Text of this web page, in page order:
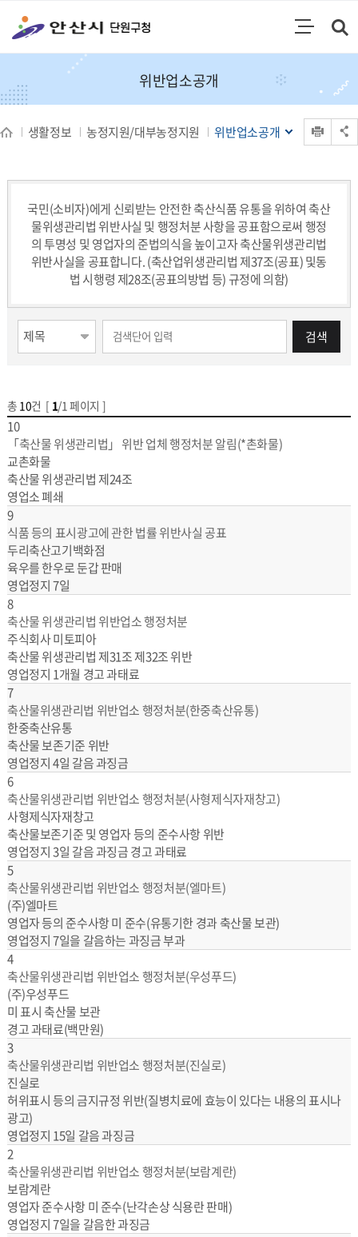
주메뉴
위반업소공개
생활정보 농정지원/대부농정지원 위반업소공개
국민(소비자)에게 신뢰받는 안전한 축산식품 유통을 위하여 축산
물위생관리법 위반사실 및 행정처분 사항을 공표함으로써 행정
의 투명성 및 영업자의 준법의식을 높이고자 축산물위생관리법
위반사실을 공표합니다. (축산업위생관리법 제37조(공표) 및동
법 시행령 제28조(공표의방법 등) 규정에 의함)
게시물 검색
검색
총 10건 [ 1/1 페이지 ]
10
「축산물 위생관리법」 위반 업체 행정처분 알림(*촌화물)
교촌화물
축산물 위생관리법 제24조
영업소 폐쇄
9
식품 등의 표시광고에 관한 법률 위반사실 공표
두리축산고기백화점
육우를 한우로 둔갑 판매
영업정지 7일
8
축산물 위생관리법 위반업소 행정처분
주식회사 미토피아
축산물 위생관리법 제31조 제32조 위반
영업정지 1개월 경고 과태료
7
축산물위생관리법 위반업소 행정처분(한중축산유통)
한중축산유통
축산물 보존기준 위반
영업정지 4일 갈음 과징금
6
축산물위생관리법 위반업소 행정처분(사형제식자재창고)
사형제식자재창고
축산물보존기준 및 영업자 등의 준수사항 위반
영업정지 3일 갈음 과징금 경고 과태료
5
축산물위생관리법 위반업소 행정처분(엘마트)
(주)엘마트
영업자 등의 준수사항 미 준수(유통기한 경과 축산물 보관)
영업정지 7일을 갈음하는 과징금 부과
4
축산물위생관리법 위반업소 행정처분(우성푸드)
(주)우성푸드
미 표시 축산물 보관
경고 과태료(백만원)
3
축산물위생관리법 위반업소 행정처분(진실로)
진실로
허위표시 등의 금지규정 위반(질병치료에 효능이 있다는 내용의 표시나
광고)
영업정지 15일 갈음 과징금
2
축산물위생관리법 위반업소 행정처분(보람계란)
보람계란
영업자 준수사항 미 준수(난각손상 식용란 판매)
영업정지 7일을 갈음한 과징금